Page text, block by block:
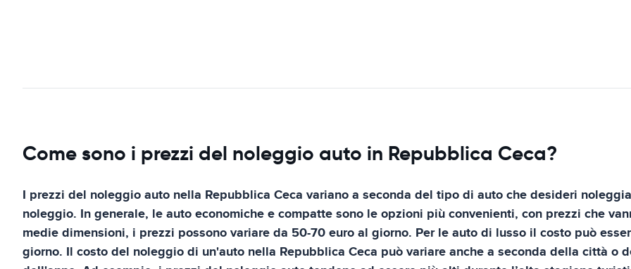
Come sono i prezzi del noleggio auto in Repubblica Ceca?
I prezzi del noleggio auto nella Repubblica Ceca variano a seconda del tipo di auto che desideri
noleggio. In generale, le auto economiche e compatte sono le opzioni più convenienti, con prezzi che
medie dimensioni, i prezzi possono variare da 50-70 euro al giorno. Per le auto di lusso il costo può
giorno. Il costo del noleggio di un'auto nella Repubblica Ceca può variare anche a seconda della città